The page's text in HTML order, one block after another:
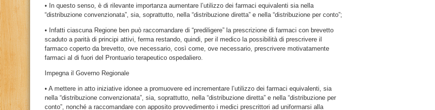
• In questo senso, è di rilevante importanza aumentare l’utilizzo dei farmaci equivalenti sia nella
“distribuzione convenzionata”, sia, soprattutto, nella “distribuzione diretta” e nella “distribuzione per conto”;
• Infatti ciascuna Regione ben può raccomandare di “prediligere” la prescrizione di farmaci con brevetto
scaduto a parità di principi attivi, ferma restando, quindi, per il medico la possibilità di prescrivere il
farmaco coperto da brevetto, ove necessario, così come, ove necessario, prescrivere motivatamente
farmaci al di fuori del Prontuario terapeutico ospedaliero.
Impegna il Governo Regionale
• A mettere in atto iniziative idonee a promuovere ed incrementare l’utilizzo dei farmaci equivalenti, sia
nella “distribuzione convenzionata”, sia, soprattutto, nella “distribuzione diretta” e nella “distribuzione per
conto”, nonché a raccomandare con apposito provvedimento i medici prescrittori ad uniformarsi alla